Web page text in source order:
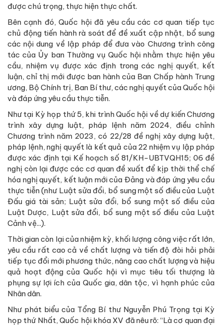
được chú trọng, thực hiện thực chất.
Bên cạnh đó, Quốc hội đã yêu cầu các cơ quan tiếp tục
chủ động tiến hành rà soát để đề xuất cập nhật, bổ sung
các nội dung về lập pháp để đưa vào Chương trình công
tác của Ủy ban Thường vụ Quốc hội nhằm thực hiện yêu
cầu, nhiệm vụ được xác định trong các nghị quyết, kết
luận, chỉ thị mới được ban hành của Ban Chấp hành Trung
ương, Bộ Chính trị, Ban Bí thư, các nghị quyết của Quốc hội
và đáp ứng yêu cầu thực tiễn.
Như tại Kỳ họp thứ 5, khi trình Quốc hội về dự kiến Chương
trình xây dựng luật, pháp lệnh năm 2024, điều chỉnh
Chương trình năm 2023, có 22/28 đề nghị xây dựng luật,
pháp lệnh, nghị quyết là kết quả của 22 nhiệm vụ lập pháp
được xác định tại Kế hoạch số 81/KH-UBTVQH15; 06 đề
nghị còn lại được các cơ quan đề xuất để kịp thời thể chế
hóa nghị quyết, kết luận mới của Đảng và đáp ứng yêu cầu
thực tiễn (như Luật sửa đổi, bổ sung một số điều của Luật
Đấu giá tài sản; Luật sửa đổi, bổ sung một số điều của
Luật Dược, Luật sửa đổi, bổ sung một số điều của Luật
Cảnh vệ...).
Thời gian còn lại của nhiệm kỳ, khối lượng công việc rất lớn,
yêu cầu rất cao cả về chất lượng và tiến độ đòi hỏi phải
tiếp tục đổi mới phương thức, nâng cao chất lượng và hiệu
quả hoạt động của Quốc hội vì mục tiêu tối thượng là
phụng sự lợi ích của Quốc gia, dân tộc, vì hạnh phúc của
Nhân dân.
Như phát biểu của Tổng Bí thư Nguyễn Phú Trọng tại Kỳ
họp thứ Nhất, Quốc hội khóa XV đã nêu rõ: “Là cơ quan đại